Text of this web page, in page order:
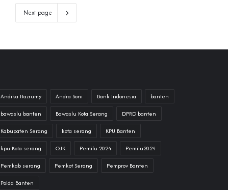
Next page
Andika Hazrumy Andra Soni Bank Indonesia banten
bawaslu banten Bawaslu Kota Serang DPRD banten
Kabupaten Serang kota serang KPU Banten
kpu Kota serang OJK Pemilu 2024 Pemilu2024
Pemkab serang Pemkot Serang Pemprov Banten
Polda Banten